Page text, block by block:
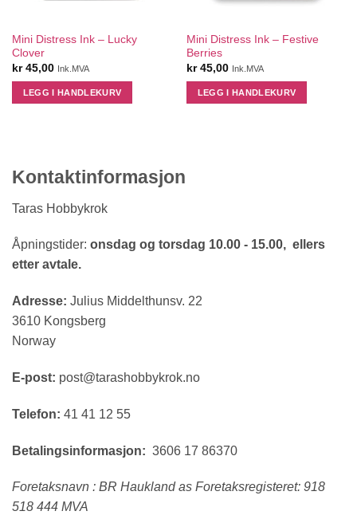
Mini Distress Ink – Lucky
Clover
kr45,00 Ink.MVA
LEGG I HANDLEKURV
Mini Distress Ink – Festive
Berries
kr45,00 Ink.MVA
LEGG I HANDLEKURV
Kontaktinformasjon
Taras Hobbykrok
Åpningstider: onsdag og torsdag 10.00 - 15.00, ellers
etter avtale.
Adresse: Julius Middelthunsv. 22
3610 Kongsberg
Norway
E-post: post@tarashobbykrok.no
Telefon: 41 41 12 55
Betalingsinformasjon: 3606 17 86370
Foretaksnavn : BR Haukland as Foretaksregisteret: 918
518 444 MVA